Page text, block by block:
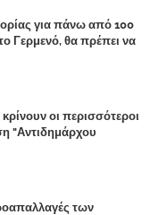
για πάνω από 100
Γερμενό, θα πρέπει να
την ολοσχερή
Αττικής
οι περισσότεροι
"Αντιδημάρχου
Μάνδρας-Ειδυλλίας!
των